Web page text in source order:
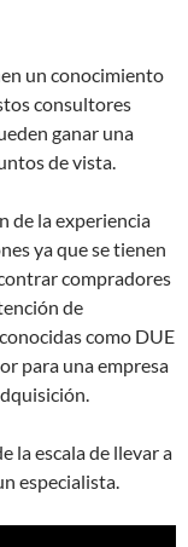
un conocimiento
consultores
ganar una
de vista.
de la experiencia
ya que se tienen
compradores
de
como DUE
para una empresa
la escala de llevar a
especialista.